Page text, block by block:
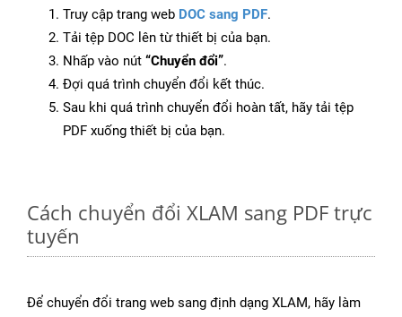
Truy cập trang web DOC sang PDF.
Tải tệp DOC lên từ thiết bị của bạn.
Nhấp vào nút “Chuyển đổi”.
Đợi quá trình chuyển đổi kết thúc.
Sau khi quá trình chuyển đổi hoàn tất, hãy tải tệp
PDF xuống thiết bị của bạn.
Cách chuyển đổi XLAM sang PDF trực
tuyến
Để chuyển đổi trang web sang định dạng XLAM, hãy làm